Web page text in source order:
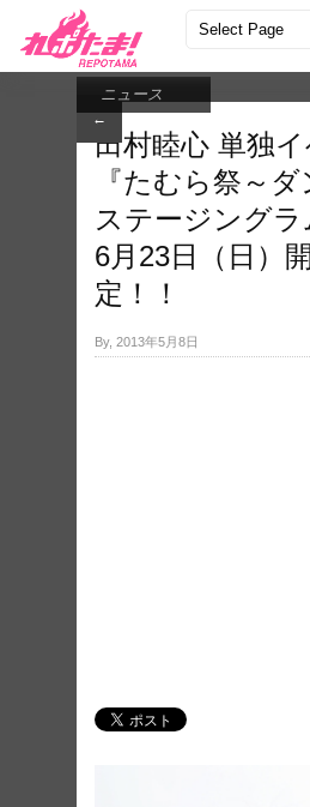
←
ニュース
田村睦心 単独イ
『たむら祭～
ステージングラ
6月23日（日）
定！！
By, 2013年5月8日